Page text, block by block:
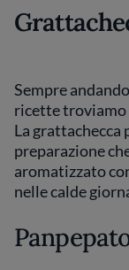
Sempre
ricette troviamo
La grattachecca
preparazione
aromatizzato
nelle calde